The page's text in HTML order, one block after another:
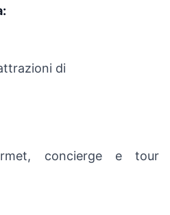
di
concierge e tour